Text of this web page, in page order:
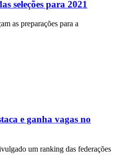
seleções para 2021
as preparações para a
e ganha vagas no
um ranking das federações